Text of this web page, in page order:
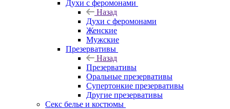
Духи с феромонами
Назад
Духи с феромонами
Женские
Мужские
Презервативы
Назад
Презервативы
Оральные презервативы
Супертонкие презервативы
Другие презервативы
Секс белье и костюмы